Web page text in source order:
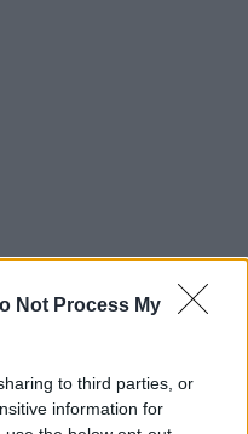
Not Process My
to third parties, or
information for